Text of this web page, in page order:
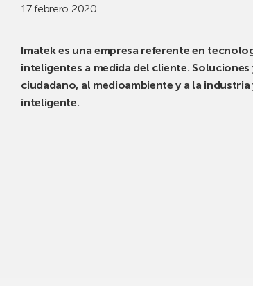
17 febrero 2020
Imatek es una empresa referente en
inteligentes a medida del cliente.
ciudadano, al medioambiente y a la
inteligente.